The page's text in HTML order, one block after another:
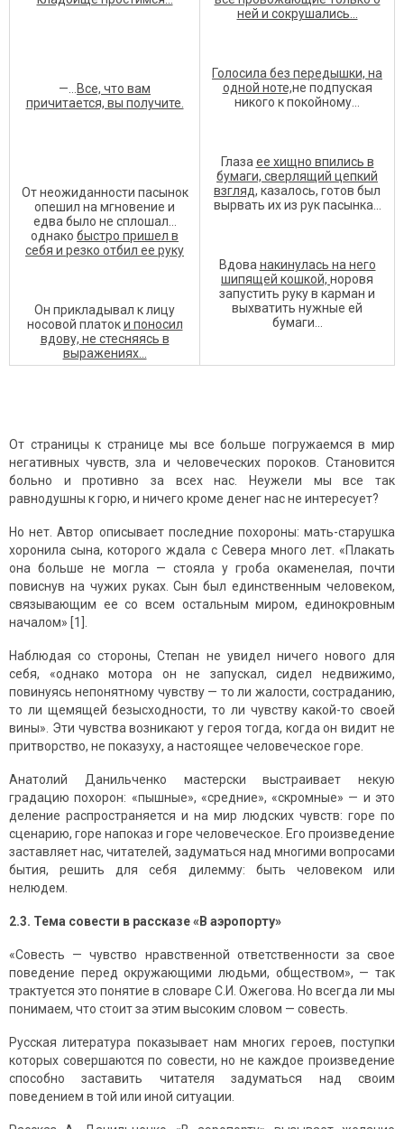
—…
Все, что вам
причитается, вы получите.
От неожиданности пасынок
опешил на мгновение и
едва было не сплошал…
однако быстро пришел в
себя и резко отбил ее руку
Он прикладывал к лицу
носовой платоки поносил
вдову, не стесняясь в
выражениях…
ней и сокрушались...
Голосила без передышки, на
одной ноте,не подпуская
никого к покойному…
Глаза ее хищно впились в
бумаги, сверлящий цепкий
взгляд, казалось, готов был
вырвать их из рук пасынка…
Вдова накинулась на него
шипящей кошкой, норовя
запустить руку в карман и
выхватить нужные ей
бумаги…
От страницы к странице мы все больше погружаемся в мир
негативных чувств, зла и человеческих пороков. Становится
больно и противно за всех нас. Неужели мы все так
равнодушны к горю, и ничего кроме денег нас не интересует?
Но нет. Автор описывает последние похороны: мать-старушка
хоронила сына, которого ждала с Севера много лет. «Плакать
она больше не могла — стояла у гроба окаменелая, почти
повиснув на чужих руках. Сын был единственным человеком,
связывающим ее со всем остальным миром, единокровным
началом» [1].
Наблюдая со стороны, Степан не увидел ничего нового для
себя, «однако мотора он не запускал, сидел недвижимо,
повинуясь непонятному чувству — то ли жалости, состраданию,
то ли щемящей безысходности, то ли чувству какой-то своей
вины». Эти чувства возникают у героя тогда, когда он видит не
притворство, не показуху, а настоящее человеческое горе.
Анатолий Данильченко мастерски выстраивает некую
градацию похорон: «пышные», «средние», «скромные» — и это
деление распространяется и на мир людских чувств: горе по
сценарию, горе напоказ и горе человеческое. Его произведение
заставляет нас, читателей, задуматься над многими вопросами
бытия, решить для себя дилемму: быть человеком или
нелюдем.
2.3. Тема совести в рассказе «В аэропорту»
«Совесть — чувство нравственной ответственности за свое
поведение перед окружающими людьми, обществом», — так
трактуется это понятие в словаре С.И. Ожегова. Но всегда ли мы
понимаем, что стоит за этим высоким словом — совесть.
Русская литература показывает нам многих героев, поступки
которых совершаются по совести, но не каждое произведение
способно заставить читателя задуматься над своим
поведением в той или иной ситуации.